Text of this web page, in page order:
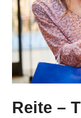
Reite –